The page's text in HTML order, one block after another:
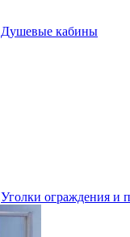
Душевые кабины
Уголки ограждения и